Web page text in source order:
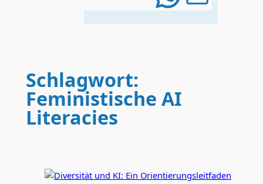
Schlagwort:
Feministische AI
Literacies